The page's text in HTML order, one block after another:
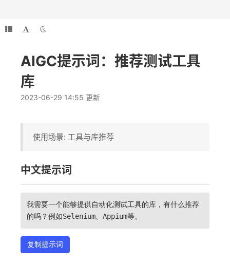
AIGC提示词：推荐测试工具
库
2023-06-29 14:55 更新
使用场景: 工具与库推荐
中文提示词
我需要一个能够提供自动化测试工具的库，有什么推荐
的吗？例如Selenium、Appium等。
复制提示词